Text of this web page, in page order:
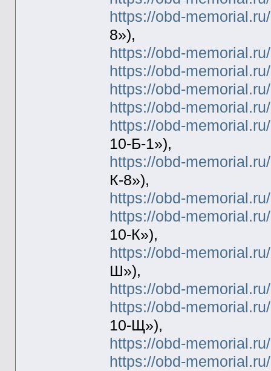
https://obd-
8»),
https://obd-
https://obd-
https://obd-
https://obd-
https://obd-
10-Б-1»),
https://obd-
К-8»),
https://obd-
https://obd-
10-К»),
https://obd-
Ш»),
https://obd-
https://obd-
10-Щ»),
https://obd-
https://obd-